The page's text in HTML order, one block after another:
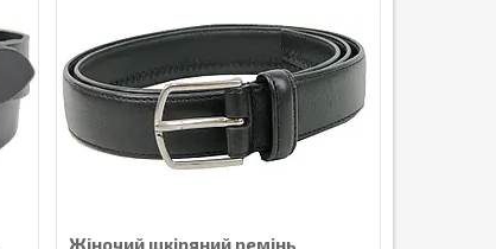
Жіночий шкіряний ремінь